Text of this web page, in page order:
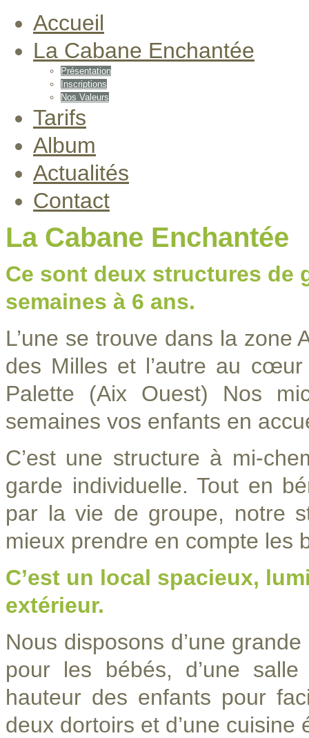
Accueil
La Cabane Enchantée
Présentation
Inscriptions
Nos Valeurs
Tarifs
Album
Actualités
Contact
La Cabane Enchantée
Ce sont deux structures de
semaines à 6 ans.
L’une se trouve dans la zone
des Milles et l’autre au cœur
Palette (Aix Ouest) Nos
semaines vos enfants en
C’est une structure à mi-
garde individuelle. Tout en
par la vie de groupe, notre
mieux prendre en compte les
C’est un local spacieux,
extérieur.
Nous disposons d’une
pour les bébés, d’une
hauteur des enfants pour
deux dortoirs et d’une cuisine